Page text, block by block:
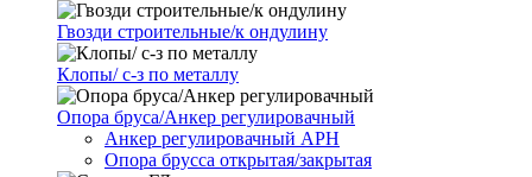
Гвозди строительные/к ондулину
Клопы/ с-з по металлу
Опора бруса/Анкер регулировачный
Анкер регулировачный АРН
Опора брусса открытая/закрытая